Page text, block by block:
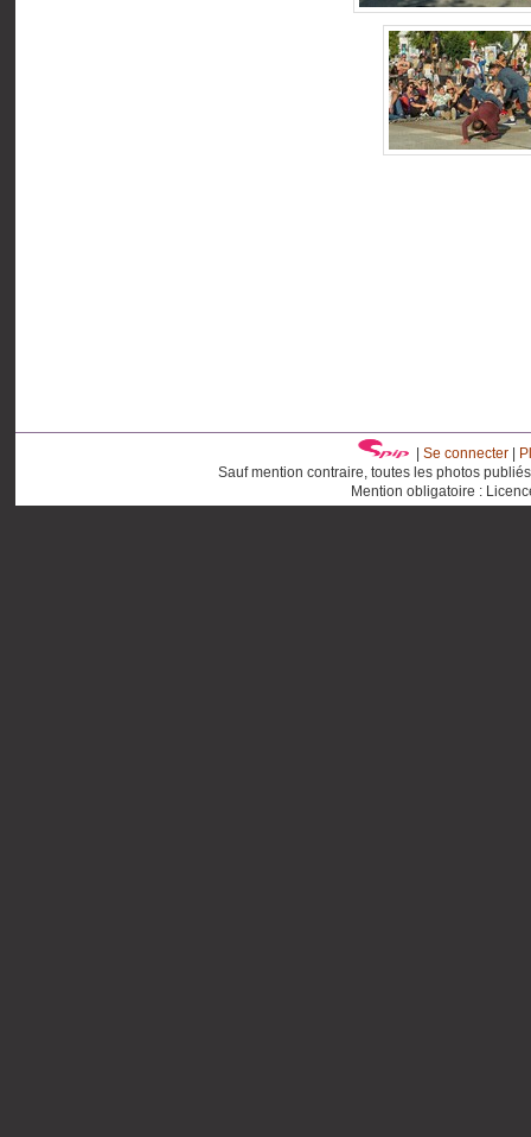
Se connecter|
Sauf mention contraire, toutes les photos
Mention obligatoire :